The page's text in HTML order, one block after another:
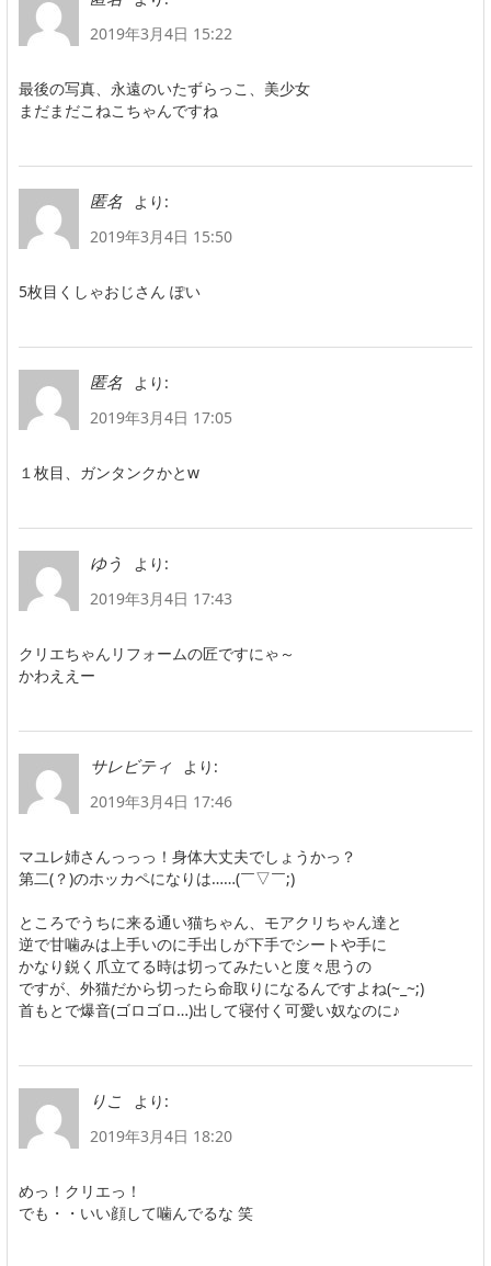
2019年3月4日 15:22
最後の写真、永遠のいたずらっこ、美少女
まだまだこねこちゃんですね
匿名
より:
2019年3月4日 15:50
5枚目くしゃおじさん ぽい
匿名
より:
2019年3月4日 17:05
１枚目、ガンタンクかとw
ゆう
より:
2019年3月4日 17:43
クリエちゃんリフォームの匠ですにゃ～
かわええー
サレビティ
より:
2019年3月4日 17:46
マユレ姉さんっっっ！身体大丈夫でしょうかっ？
第二(？)のホッカペになりは……(￣▽￣;)
ところでうちに来る通い猫ちゃん、モアクリちゃん達と
逆で甘噛みは上手いのに手出しが下手でシートや手に
かなり鋭く爪立てる時は切ってみたいと度々思うの
ですが、外猫だから切ったら命取りになるんですよね(~_~;)
首もとで爆音(ゴロゴロ…)出して寝付く可愛い奴なのに♪
りこ
より:
2019年3月4日 18:20
めっ！クリエっ！
でも・・いい顔して噛んでるな 笑